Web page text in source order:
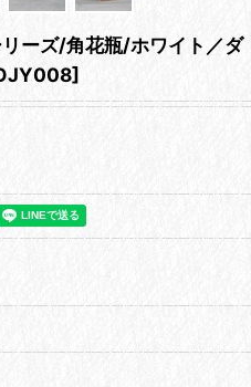
ーズ/角花瓶/ホワイト／ダ
]